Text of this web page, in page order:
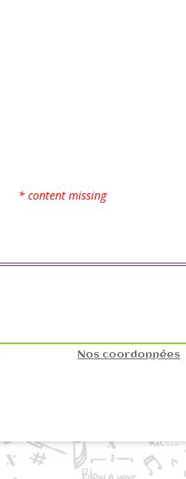
* content missing
Nos coordonnées